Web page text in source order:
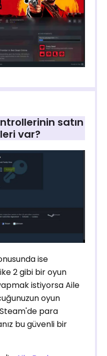
satın
var?
ise
2 gibi bir oyun
istiyorsa Aile
oyun
para
bu güvenli bir